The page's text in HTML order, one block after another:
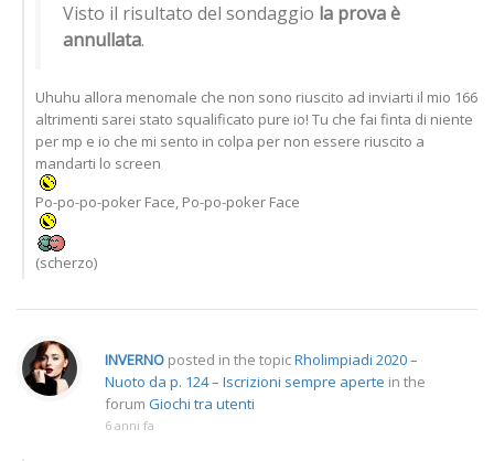
Visto il risultato del sondaggio la prova è
annullata.
Uhuhu allora menomale che non sono riuscito ad inviarti il mio 166
altrimenti sarei stato squalificato pure io! Tu che fai finta di niente
per mp e io che mi sento in colpa per non essere riuscito a
mandarti lo screen
Po-po-po-poker Face, Po-po-poker Face
(scherzo)
INVERNO posted in the topicRholimpiadi 2020 –
Nuoto da p. 124 – Iscrizioni sempre aperte in the
forum Giochi tra utenti
6 anni fa